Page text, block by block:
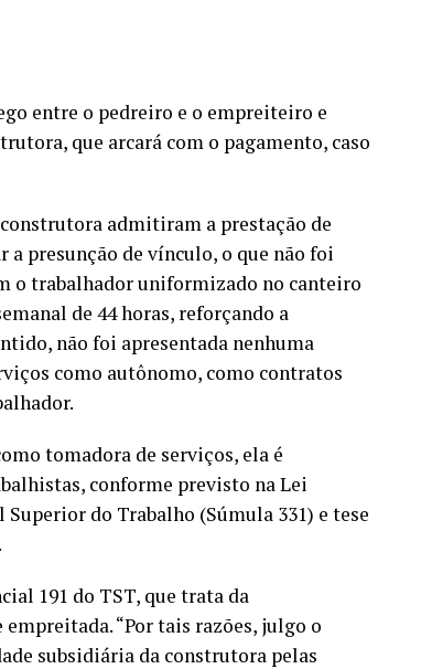
entre o pedreiro e o empreiteiro e
que arcará com o pagamento, caso
admitiram a prestação de
a presunção de vínculo, o que não foi
o trabalhador uniformizado no canteiro
de 44 horas, reforçando a
não foi apresentada nenhuma
como autônomo, como contratos
tomadora de serviços, ela é
conforme previsto na Lei
do Trabalho (Súmula 331) e tese
191 do TST, que trata da
“Por tais razões, julgo o
subsidiária da construtora pelas